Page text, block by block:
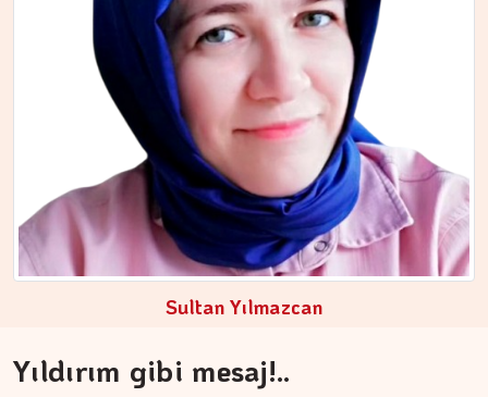
Sultan Yılmazcan
Yıldırım gibi mesaj!..
DR. TANER EKİNCİ
Nefes, agni ve içsel denge